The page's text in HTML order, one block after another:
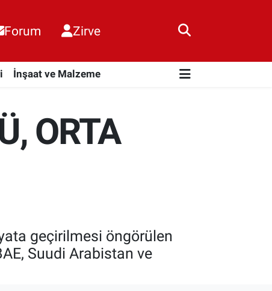
Forum Zirve
İnşaat ve Malzeme
ORTA
geçirilmesi öngörülen
Suudi Arabistan ve